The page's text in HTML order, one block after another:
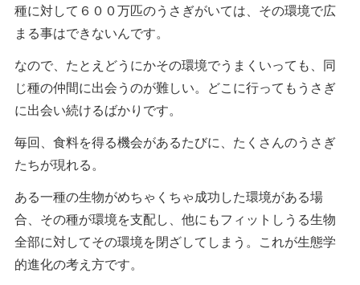
種に対して６００万匹のうさぎがいては、その環境で広
まる事はできないんです。
なので、たとえどうにかその環境でうまくいっても、同
じ種の仲間に出会うのが難しい。どこに行ってもうさぎ
に出会い続けるばかりです。
毎回、食料を得る機会があるたびに、たくさんのうさぎ
たちが現れる。
ある一種の生物がめちゃくちゃ成功した環境がある場
合、その種が環境を支配し、他にもフィットしうる生物
全部に対してその環境を閉ざしてしまう。これが生態学
的進化の考え方です。